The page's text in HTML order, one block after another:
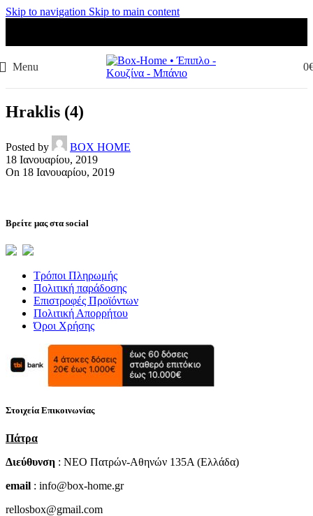
Skip to navigation Skip to main content
Menu 0
Hraklis (4)
Posted by
BOX HOME
18 Ιανουαρίου, 2019
On 18 Ιανουαρίου, 2019
Βρείτε μας στα social
Τρόποι Πληρωμής
Πολιτική παράδοσης
Επιστροφές Προϊόντων
Πολιτική Απορρήτου
Όροι Χρήσης
Στοιχεία Επικοινωνίας
Πάτρα
Διεύθυνση : NEO Πατρών-Αθηνών 135Α (Ελλάδα)
email : info@box-home.gr
rellosbox@gmail.com